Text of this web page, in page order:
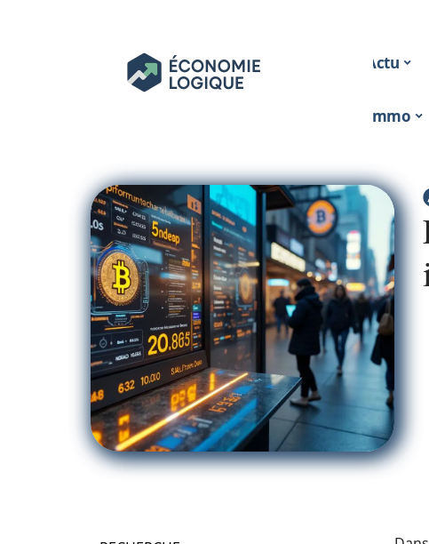
Actu
Immo